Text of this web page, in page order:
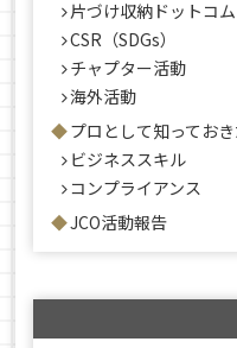
片づけ収納ドットコム
CSR（SDGs）
チャプター活動
海外活動
プロとして知ってお
ビジネススキル
コンプライアンス
JCO活動報告